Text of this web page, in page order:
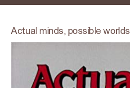
Actual minds, possible worlds